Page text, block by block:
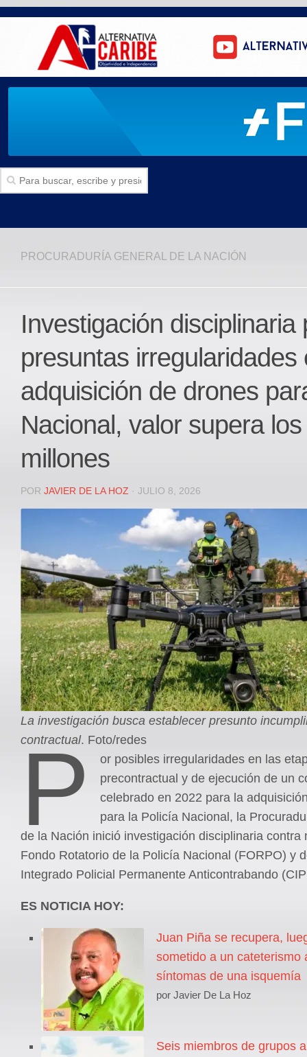
Politica
Deportes
JUDICIAL
REGIONAL
DEPARTAMENTAL
OPINIÓN
Contactenos
facebook
Instagram
Registro ISSN: 2711-3299
PROCURADURÍA GENERAL DE LA NACIÓN
Investigación disciplinaria
presuntas irregularidades
adquisición de drones
Nacional, valor supera
millones
POR JAVIER DE LA HOZ · JULIO 8, 2026
La investigación busca establecer presunto
contractual. Foto/redes
P
or posibles irregularidades en las
precontractual y de ejecución de un
celebrado en 2022 para la
para la Policía Nacional, la
de la Nación inició investigación disciplinaria contra
Fondo Rotatorio de la Policía Nacional (FORPO) y
Integrado Policial Permanente Anticontrabando
ES NOTICIA HOY:
Juan Piña se recupera,
sometido a un cateterismo
síntomas de una isquemía
por Javier De La Hoz
Seis miembros de grupos